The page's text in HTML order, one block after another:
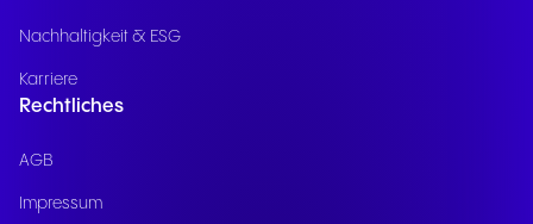
Nachhaltigkeit & ESG
Karriere
Rechtliches
AGB
Impressum